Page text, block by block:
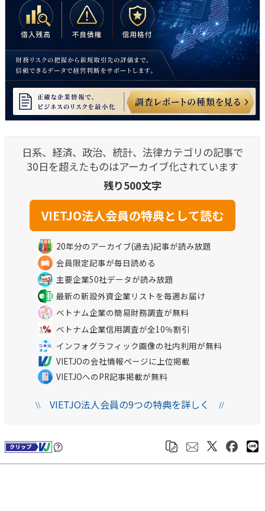
日系、経済、政治、統計、法律カテゴリの記事で
30日を超えたものはアーカイブ化されています
残り500文字
20年分のアーカイブ(過去)記事が読み放題
会員限定記事が毎日読める
主要企業50社データが読み放題
最新の新設外資企業リストを毎週お届け
ベトナム企業の簡易財務調査が無料
ベトナム企業信用調査が全10％割引
インフォグラフィック画像の社内利用が無料
VIETJOの会社情報ページに上位掲載
VIETJOへのPR記事掲載が無料
\\VIETJO法人会員の9つの特典を詳しく //